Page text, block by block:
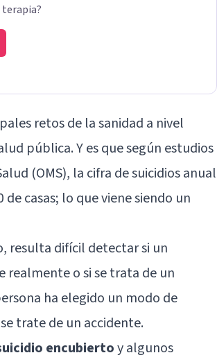
retos de la sanidad a nivel
pública. Y es que según estudios
(OMS), la cifra de suicidios anual
casas; lo que viene siendo un
resulta difícil detectar si un
realmente o si se trata de un
ha elegido un modo de
trate de un accidente.
encubiertoy algunos